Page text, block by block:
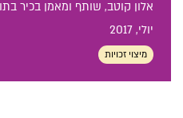
אלון קוטב, שותף ומאמן בכיר
יולי, 2017
מיצוי זכויות